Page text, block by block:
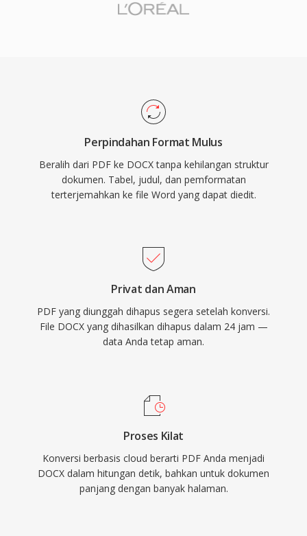
Perpindahan Format Mulus
Beralih dari PDF ke DOCX tanpa kehilangan struktur
dokumen. Tabel, judul, dan pemformatan
terterjemahkan ke file Word yang dapat diedit.
Privat dan Aman
PDF yang diunggah dihapus segera setelah konversi.
File DOCX yang dihasilkan dihapus dalam 24 jam —
data Anda tetap aman.
Proses Kilat
Konversi berbasis cloud berarti PDF Anda menjadi
DOCX dalam hitungan detik, bahkan untuk dokumen
panjang dengan banyak halaman.